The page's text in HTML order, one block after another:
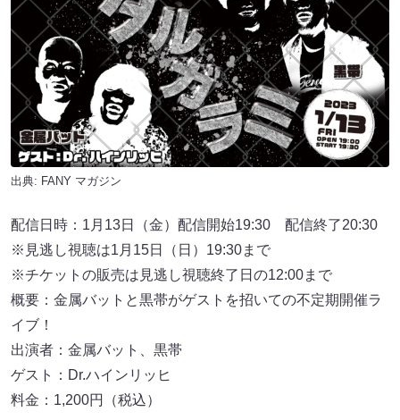
出典: FANY マガジン
配信日時：1月13日（金）配信開始19:30 配信終了20:30
※見逃し視聴は1月15日（日）19:30まで
※チケットの販売は⾒逃し視聴終了⽇の12:00まで
概要：金属バットと黒帯がゲストを招いての不定期開催ラ
イブ！
出演者：金属バット、黒帯
ゲスト：Dr.ハインリッヒ
料金：1,200円（税込）